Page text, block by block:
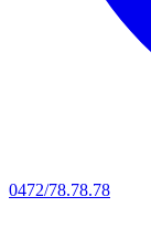
0472/78.78.78